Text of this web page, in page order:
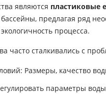
являются пластиковые
предлагая ряд
процесса.
часто сталкивались с
Размеры, качество
параметры